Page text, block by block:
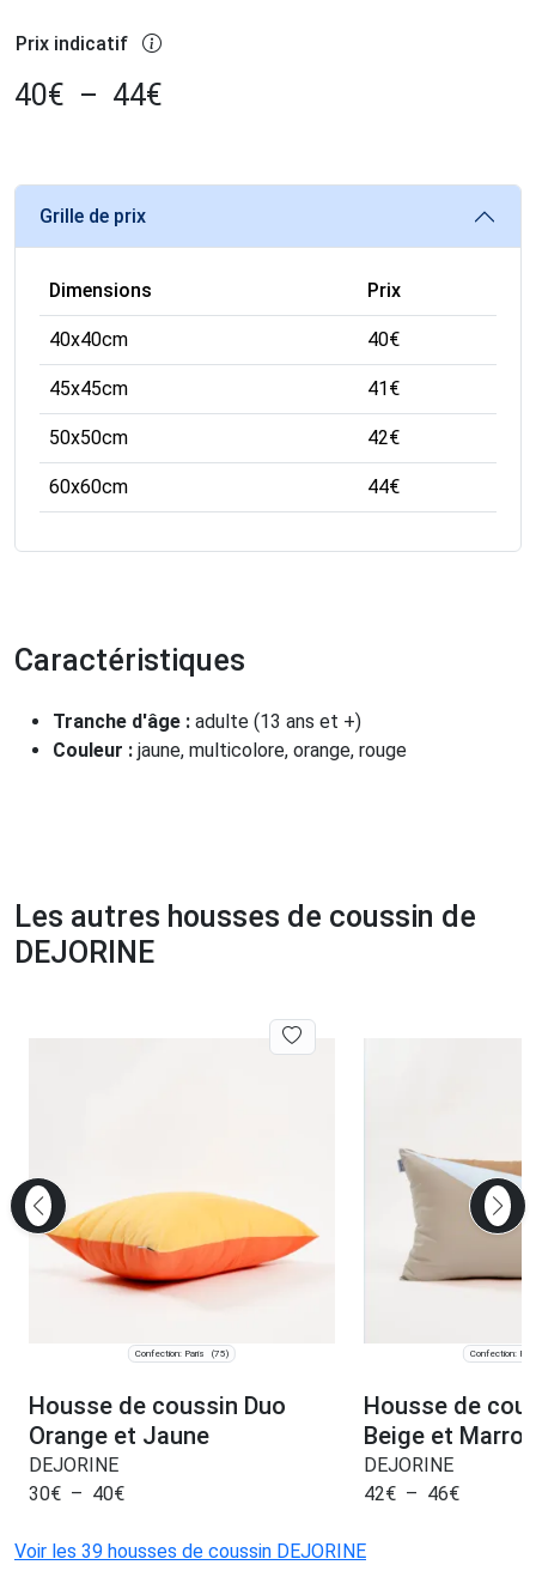
Prix indicatif
40€ – 44€
Grille de prix
Dimensions Prix
40x40cm 40€
45x45cm 41€
50x50cm 42€
60x60cm 44€
Caractéristiques
Tranche d'âge : adulte (13 ans et +)
Couleur : jaune, multicolore, orange, rouge
Les autres housses de coussin de
DEJORINE
Confection: Paris (75)
Housse de coussin Duo
Orange et Jaune
DEJORINE
30€ – 40€
Confection:
Housse de
Beige et Marron
DEJORINE
42€ – 46€
Voir les 39 housses de coussin DEJORINE